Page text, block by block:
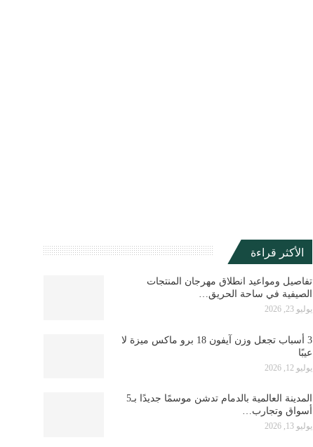
الأكثر قراءة
تفاصيل ومواعيد انطلاق مهرجان المنتجات
الصيفية في ساحة الحريق…
يوليو 23, 2026
3 أسباب تجعل وزن آيفون 18 برو ماكس ميزة لا
عيبًا
يوليو 12, 2026
المدينة العالمية بالدمام تدشن موسمًا جديدًا بـ5
أسواق وتجارب…
يوليو 13, 2026